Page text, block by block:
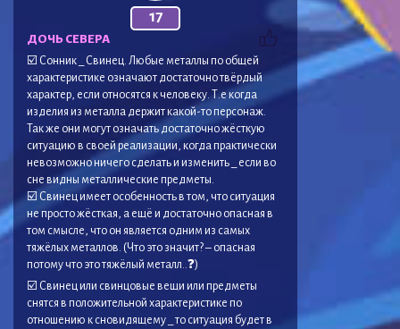
17
ДОЧЬ СЕВЕРА
☑️ Сонник _ Свинец. Любые металлы по общей
характеристике означают достаточно твёрдый
характер, если относятся к человеку. Т.е когда
изделия из металла держит какой-то персонаж.
Так же они могут означать достаточно жёсткую
ситуацию в своей реализации, когда практически
невозможно ничего сделать и изменить _ если во
сне видны металлические предметы.
☑️ Свинец имеет особенность в том, что ситуация
не просто жёсткая, а ещё и достаточно опасная в
том смысле, что он является одним из самых
тяжёлых металлов. (Что это значит? – опасная
потому что это тяжёлый металл..❓)
☑️ Свинец или свинцовые вещи или предметы
снятся в положительной характеристике по
отношению к сновидящему _ то ситуация будет в